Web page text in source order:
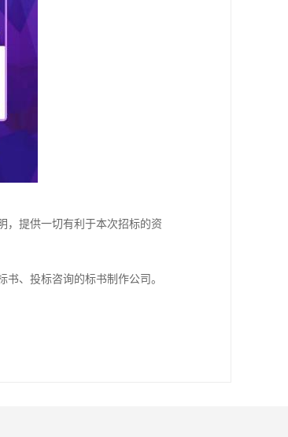
，提供一切有利于本次招标的资
、投标咨询的标书制作公司。